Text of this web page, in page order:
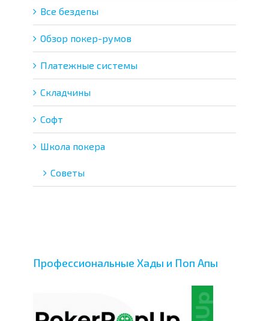
Все бездепы
Обзор покер-румов
Платежные системы
Складчины
Софт
Школа покера
Советы
Профессиональные Хады и Поп Апы